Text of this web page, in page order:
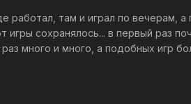
работал, там и играл по вечерам, а
сохранялось... в первый раз
много и много, а подобных игр